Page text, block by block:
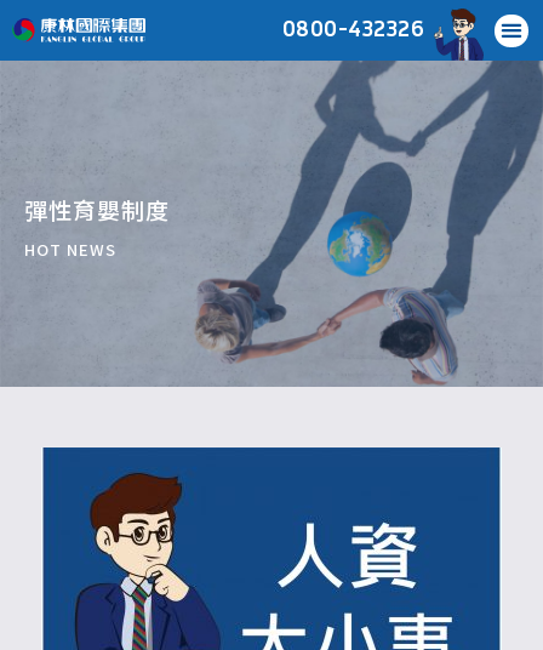
0800-432326
彈性育嬰制度
HOT NEWS